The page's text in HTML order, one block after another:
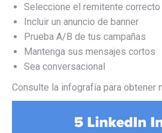
Seleccione el remitente correcto
Incluir un anuncio de banner
Prueba A/B de tus campañas
Mantenga sus mensajes cortos
Sea conversacional
Consulte la infografía para obtener